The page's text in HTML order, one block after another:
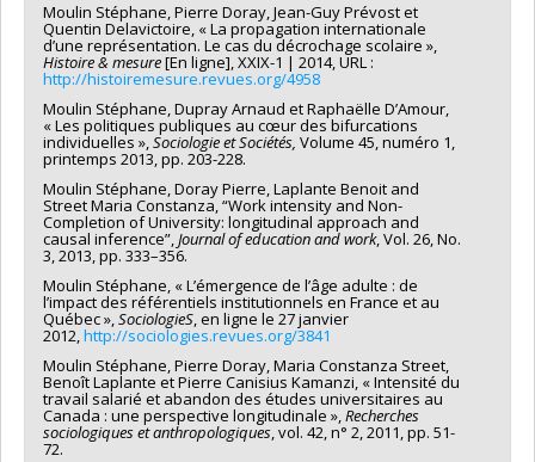
Moulin Stéphane, Pierre Doray, Jean-Guy Prévost et
Quentin Delavictoire, « La propagation internationale
d’une représentation. Le cas du décrochage scolaire »,
Histoire & mesure[En ligne], XXIX-1 | 2014, URL :
http://histoiremesure.revues.org/4958
Moulin Stéphane, Dupray Arnaud et Raphaëlle D’Amour,
« Les politiques publiques au cœur des bifurcations
individuelles »,Sociologie et Sociétés, Volume 45, numéro 1,
printemps 2013, pp. 203-228.
Moulin Stéphane, Doray Pierre, Laplante Benoit and
Street Maria Constanza, “Work intensity and Non-
Completion of University: longitudinal approach and
causal inference”,Journal of education and work, Vol. 26, No.
3, 2013, pp. 333–356.
Moulin Stéphane, « L’émergence de l’âge adulte : de
l’impact des référentiels institutionnels en France et au
Québec »,SociologieS, en ligne le 27 janvier
2012,http://sociologies.revues.org/3841
Moulin Stéphane, Pierre Doray, Maria Constanza Street,
Benoît Laplante et Pierre Canisius Kamanzi, « Intensité du
travail salarié et abandon des études universitaires au
Canada : une perspective longitudinale »,Recherches
sociologiques et anthropologiques, vol. 42, n° 2, 2011, pp. 51-
72.